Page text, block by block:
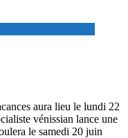
aura lieu le lundi 22
vénissian lance une
le samedi 20 juin